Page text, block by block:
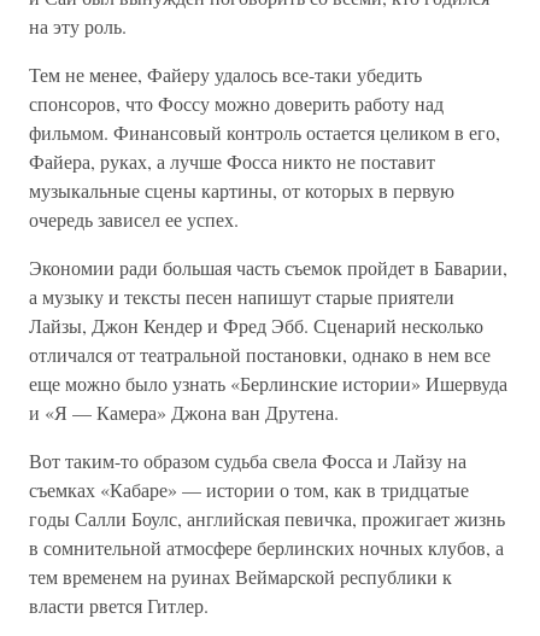
на эту роль.
Тем не менее, Файеру удалось все-таки убедить
спонсоров, что Фоссу можно доверить работу над
фильмом. Финансовый контроль остается целиком в его,
Файера, руках, а лучше Фосса никто не поставит
музыкальные сцены картины, от которых в первую
очередь зависел ее успех.
Экономии ради большая часть съемок пройдет в Баварии,
а музыку и тексты песен напишут старые приятели
Лайзы, Джон Кендер и Фред Эбб. Сценарий несколько
отличался от театральной постановки, однако в нем все
еще можно было узнать «Берлинские истории» Ишервуда
и «Я — Камера» Джона ван Друтена.
Вот таким-то образом судьба свела Фосса и Лайзу на
съемках «Кабаре» — истории о том, как в тридцатые
годы Салли Боулс, английская певичка, прожигает жизнь
в сомнительной атмосфере берлинских ночных клубов, а
тем временем на руинах Веймарской республики к
власти рвется Гитлер.